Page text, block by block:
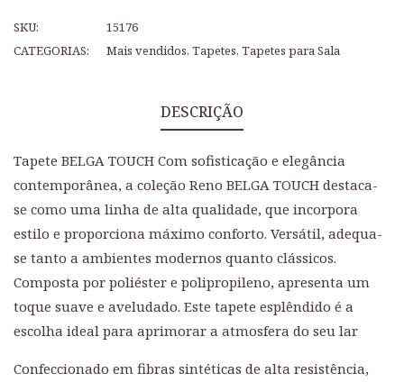
SKU:
15176
CATEGORIAS:
Mais vendidos, Tapetes, Tapetes para Sala
DESCRIÇÃO
Tapete BELGA TOUCH Com sofisticação e elegância
contemporânea, a coleção Reno BELGA TOUCH destaca-
se como uma linha de alta qualidade, que incorpora
estilo e proporciona máximo conforto. Versátil, adequa-
se tanto a ambientes modernos quanto clássicos.
Composta por poliéster e polipropileno, apresenta um
toque suave e aveludado. Este tapete esplêndido é a
escolha ideal para aprimorar a atmosfera do seu lar
Confeccionado em fibras sintéticas de alta resistência,